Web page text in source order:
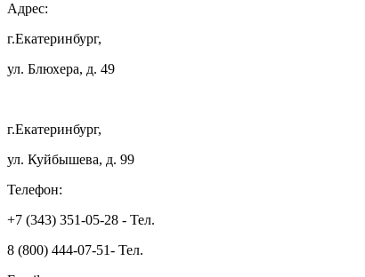
Адрес:
г.Екатеринбург,
ул. Блюхера, д. 49
г.Екатеринбург,
ул. Куйбышева, д. 99
Телефон:
+7 (343) 351-05-28 - Тел.
8 (800) 444-07-51- Тел.